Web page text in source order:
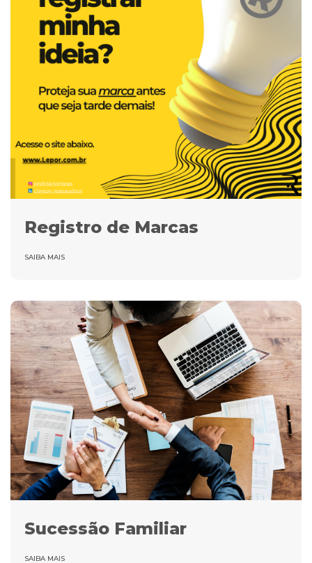
Registro de Marcas
SAIBA MAIS
Sucessão Familiar
SAIBA MAIS